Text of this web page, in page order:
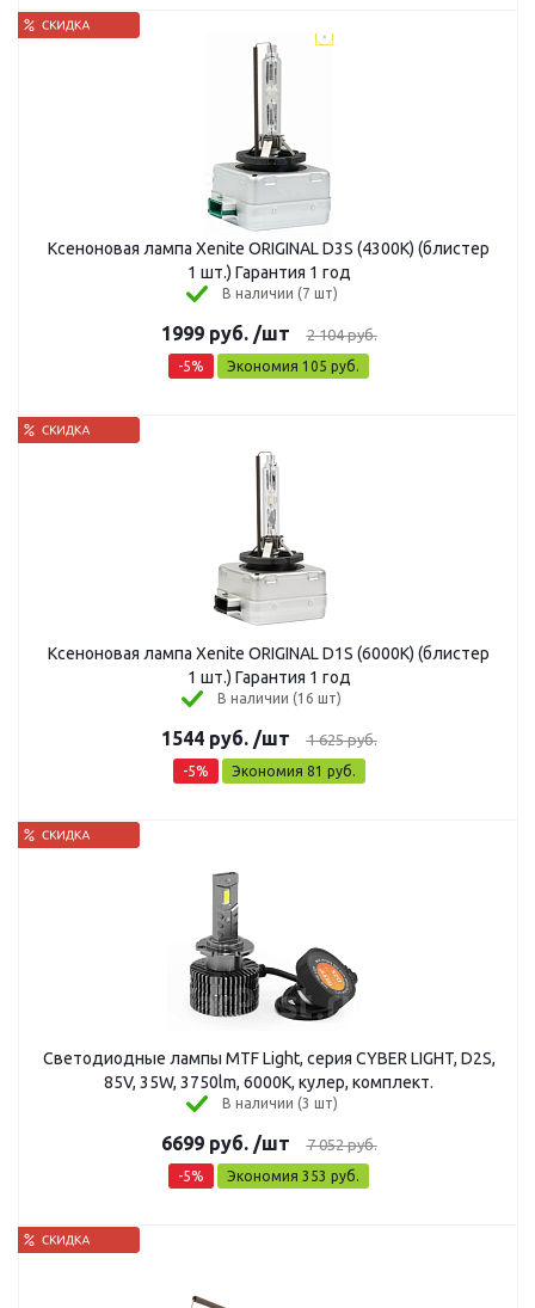
Ксеноновая лампа Xenite ORIGINAL D3S (4300K) (блистер
1 шт.) Гарантия 1 год
В наличии (7 шт)
1999руб. /шт 2 104руб.
-5% Экономия 105 руб.
Ксеноновая лампа Xenite ORIGINAL D1S (6000K) (блистер
1 шт.) Гарантия 1 год
В наличии (16 шт)
1544руб. /шт 1 625руб.
-5% Экономия 81 руб.
Светодиодные лампы MTF Light, серия CYBER LIGHT, D2S,
85V, 35W, 3750lm, 6000K, кулер, комплект.
В наличии (3 шт)
6699руб. /шт 7 052руб.
-5% Экономия 353 руб.